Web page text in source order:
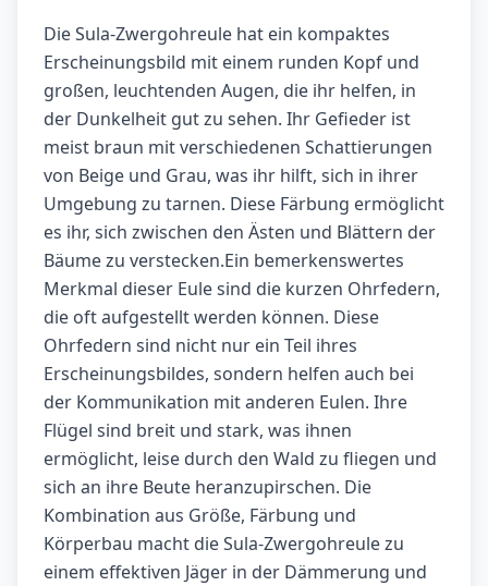
Die Sula-Zwergohreule hat ein kompaktes
Erscheinungsbild mit einem runden Kopf und
großen, leuchtenden Augen, die ihr helfen, in
der Dunkelheit gut zu sehen. Ihr Gefieder ist
meist braun mit verschiedenen Schattierungen
von Beige und Grau, was ihr hilft, sich in ihrer
Umgebung zu tarnen. Diese Färbung ermöglicht
es ihr, sich zwischen den Ästen und Blättern der
Bäume zu verstecken.Ein bemerkenswertes
Merkmal dieser Eule sind die kurzen Ohrfedern,
die oft aufgestellt werden können. Diese
Ohrfedern sind nicht nur ein Teil ihres
Erscheinungsbildes, sondern helfen auch bei
der Kommunikation mit anderen Eulen. Ihre
Flügel sind breit und stark, was ihnen
ermöglicht, leise durch den Wald zu fliegen und
sich an ihre Beute heranzupirschen. Die
Kombination aus Größe, Färbung und
Körperbau macht die Sula-Zwergohreule zu
einem effektiven Jäger in der Dämmerung und